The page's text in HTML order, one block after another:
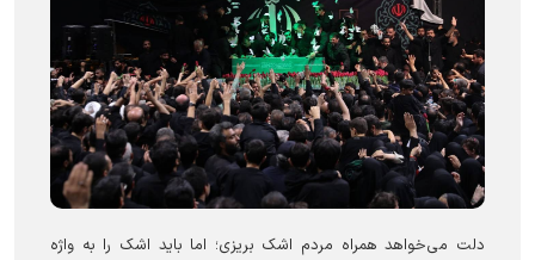
دلت می‌خواهد همراه مردم اشک بریزی؛ اما باید اشک را به واژه